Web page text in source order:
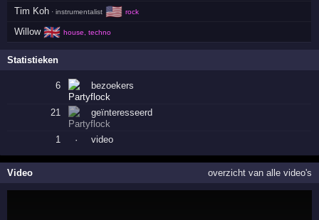
Tim Koh · instrumentalist 🇺🇸 rock
Willow 🇬🇧 house, techno
Statistieken
6 bezoekers
21 geïnteresseerd
1 · video
Video overzicht van alle video's